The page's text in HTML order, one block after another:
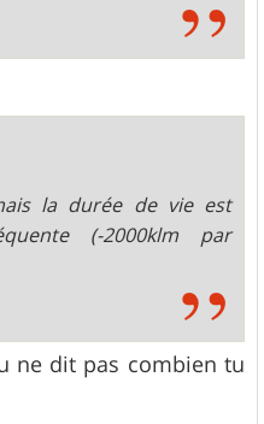
la durée de vie est
(-2000klm par
ne dit pas combien tu